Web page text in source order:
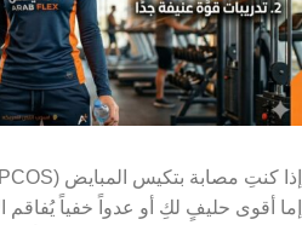
إما أقوى حليفٍ لكِ أو عدواً خفياً